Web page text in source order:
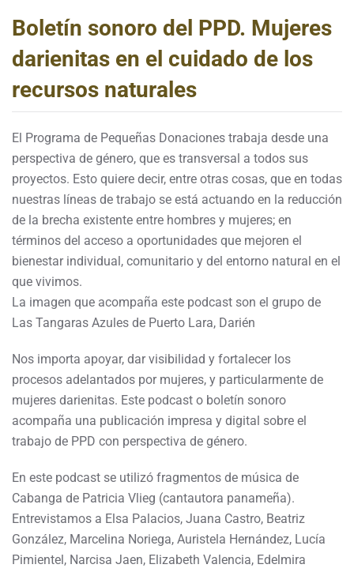
Boletín sonoro del PPD. Mujeres
darienitas en el cuidado de los
recursos naturales
El Programa de Pequeñas Donaciones trabaja desde una
perspectiva de género, que es transversal a todos sus
proyectos. Esto quiere decir, entre otras cosas, que en todas
nuestras líneas de trabajo se está actuando en la reducción
de la brecha existente entre hombres y mujeres; en
términos del acceso a oportunidades que mejoren el
bienestar individual, comunitario y del entorno natural en el
que vivimos.
La imagen que acompaña este podcast son el grupo de
Las Tangaras Azules de Puerto Lara, Darién
Nos importa apoyar, dar visibilidad y fortalecer los
procesos adelantados por mujeres, y particularmente de
mujeres darienitas. Este podcast o boletín sonoro
acompaña una publicación impresa y digital sobre el
trabajo de PPD con perspectiva de género.
En este podcast se utilizó fragmentos de música de
Cabanga de Patricia Vlieg (cantautora panameña).
Entrevistamos a Elsa Palacios, Juana Castro, Beatriz
González, Marcelina Noriega, Auristela Hernández, Lucía
Pimientel, Narcisa Jaen, Elizabeth Valencia, Edelmira